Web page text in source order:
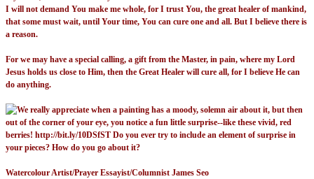
I will not demand You make me whole, for I trust You, the great healer of mankind,
that some must wait, until Your time, You can cure one and all. But I believe there is
a reason.
For we may have a special calling, a gift from the Master, in pain, where my Lord
Jesus holds us close to Him, then the Great Healer will cure all, for I believe He can
do anything.
Watercolour Artist/Prayer Essayist/Columnist James Seo